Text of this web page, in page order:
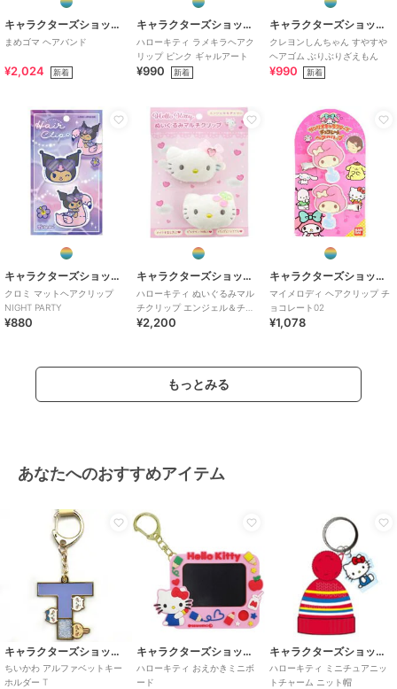
キャラクターズショップ ラフラフ
まめゴマ ヘアバンド
¥2,024 新着
キャラクターズショップ ラフラフ
ハローキティ ラメキラヘアク
リップ ピンク ギャルアート
¥990 新着
キャラクターズショップ ラフラフ
クレヨンしんちゃん すやすや
ヘアゴム ぶりぶりざえもん
¥990 新着
キャラクターズショップ ラフラフ
クロミ マットヘアクリップ
NIGHT PARTY
¥880
キャラクターズショップ ラフラフ
ハローキティ ぬいぐるみマル
チクリップ エンジェル＆チェ
リー
¥2,200
キャラクターズショップ ラフラフ
マイメロディ ヘアクリップ チ
ョコレート02
¥1,078
もっとみる
あなたへのおすすめアイテム
キャラクターズショップ ラフラフ
ちいかわ アルファベットキー
ホルダー T
キャラクターズショップ ラフラフ
ハローキティ おえかきミニボ
ード
キャラクターズショップ ラフラフ
ハローキティ ミニチュアニッ
トチャーム ニット帽